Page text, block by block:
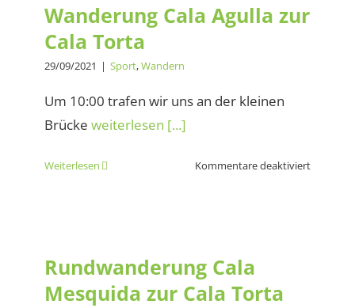
Wanderung Cala Agulla zur
Cala Torta
29/09/2021 | Sport,Wandern
Um 10:00 trafen wir uns an der kleinen
Brücke weiterlesen [...]
Weiterlesen Kommentare deaktiviertfür
Mesquida zur Cala Torta
Rundwanderung Cala
Mesquida zur Cala Torta